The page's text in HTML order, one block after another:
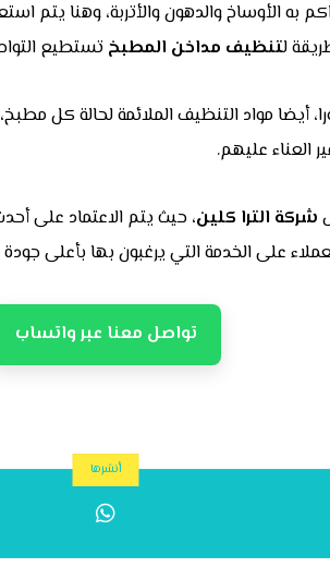
الأوساخ والدهون والأتربة، وهنا يتم
لتنظيف مداخن المطبخ تستطيع
أيضا مواد التنظيف الملائمة لحالة كل
العناء عليهم.
شركة الترا كلين، حيث يتم الاعتماد على
على الخدمة التي يرغبون بها بأعلى
تواصل معنا عبر واتساب